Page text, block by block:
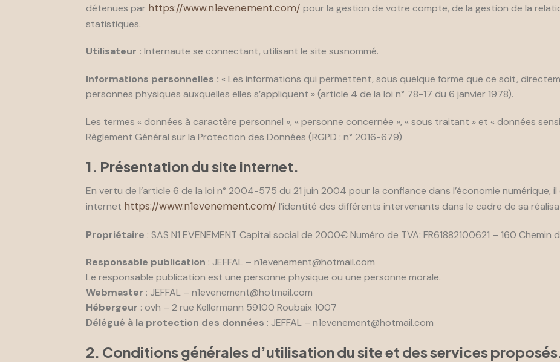
détenues par https://www.n1evenement.com/ pour la gestion de votre compte, de la gestion de la
statistiques.
Utilisateur : Internaute se connectant, utilisant le site susnommé.
Informations personnelles : « Les informations qui permettent, sous quelque forme que ce soit,
personnes physiques auxquelles elles s’appliquent » (article 4 de la loi n° 78-17 du 6 janvier 1978).
Les termes « données à caractère personnel », « personne concernée », « sous traitant » et « données
Règlement Général sur la Protection des Données (RGPD : n° 2016-679)
1. Présentation du site internet.
En vertu de l’article 6 de la loi n° 2004-575 du 21 juin 2004 pour la confiance dans l’économie numérique,
internet https://www.n1evenement.com/ l’identité des différents intervenants dans le cadre de sa
Propriétaire : SAS N1 EVENEMENT Capital social de 2000€ Numéro de TVA: FR61882100621 – 160 Chemin
Responsable publication : JEFFAL – n1evenement@hotmail.com
Le responsable publication est une personne physique ou une personne morale.
Webmaster : JEFFAL – n1evenement@hotmail.com
Hébergeur : ovh – 2 rue Kellermann 59100 Roubaix 1007
Délégué à la protection des données : JEFFAL – n1evenement@hotmail.com
2. Conditions générales d’utilisation du site et des services